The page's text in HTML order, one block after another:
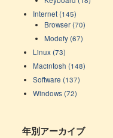
Internet (145)
Browser (70)
Modefy (67)
Linux (73)
Macintosh (148)
Software (137)
Windows (72)
年別アーカイブ